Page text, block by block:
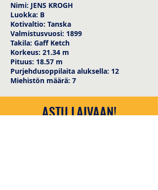
Nimi: JENS KROGH
Luokka: B
Kotivaltio: Tanska
Valmistusvuosi: 1899
Takila: Gaff Ketch
Korkeus: 21.34 m
Pituus: 18.57 m
Purjehdusoppilaita aluksella: 12
Miehistön määrä: 7
ASTU LAIVAAN!